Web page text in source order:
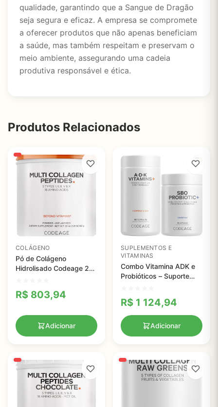
qualidade, garantindo que a Sangue de Dragão
seja segura e eficaz. A empresa se compromete
a oferecer produtos que não apenas beneficiam
a saúde, mas também respeitam e preservam o
meio ambiente, assegurando uma cadeia
produtiva responsável e ética.
Produtos Relacionados
COLÁGENO
Pó de Colágeno
Hidrolisado Codeage 20
Articulações
R$ 803,94
Adicionar
SUPLEMENTOS E
VITAMINAS
Combo Vitamina ADK e
Probióticos – Suporte
R$ 1 124,94
Adicionar